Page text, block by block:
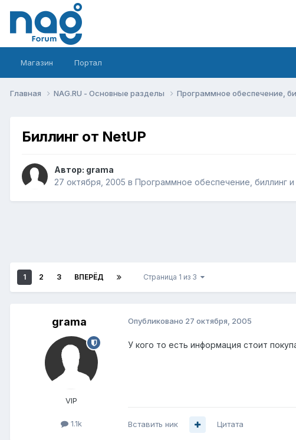
Магазин Портал
Главная NAG.RU - Основные разделы Программное обеспечение,
Биллинг от NetUP
Автор: grama
27 октября, 2005 в Программное обеспечение, биллинг
1 2 3 ВПЕРЁД Страница 1 из 3
grama
VIP
1.1k
Опубликовано 27 октября, 2005
У кого то есть информация стоит
Вставить ник Цитата